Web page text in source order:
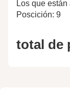
Los que
Poscición: 9
total de